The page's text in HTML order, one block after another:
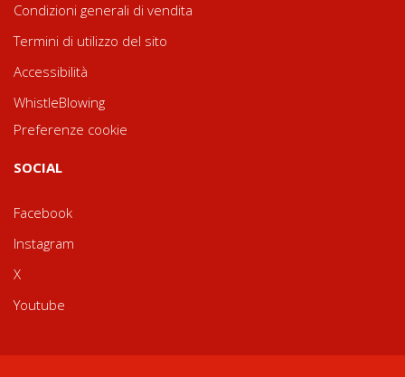
Condizioni generali di vendita
Termini di utilizzo del sito
Accessibilità
WhistleBlowing
Preferenze cookie
SOCIAL
Facebook
Instagram
X
Youtube